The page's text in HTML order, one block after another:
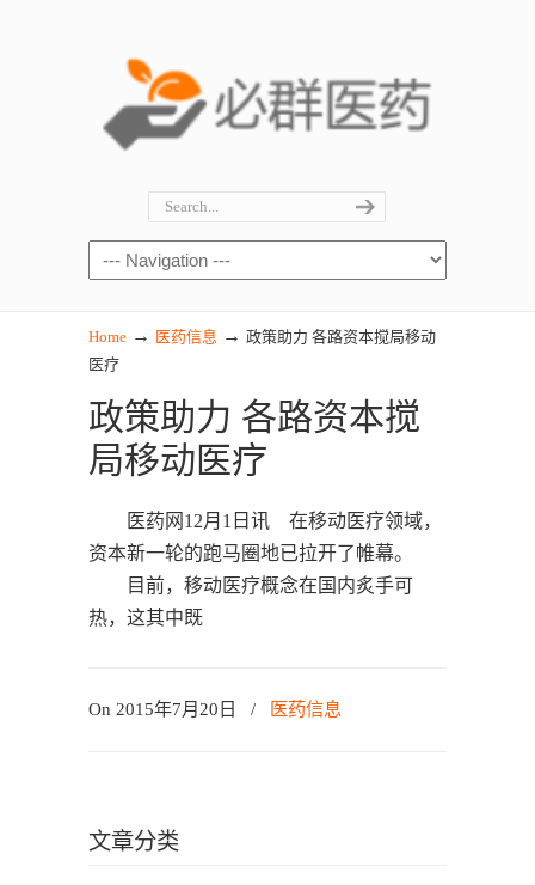
Home → 医药信息 → 政策助力 各路资本搅局移动
医疗
政策助力 各路资本搅
局移动医疗
医药网12月1日讯 在移动医疗领域，
资本新一轮的跑马圈地已拉开了帷幕。
目前，移动医疗概念在国内炙手可
热，这其中既
On 2015年7月20日 / 医药信息
文章分类